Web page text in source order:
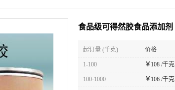
食品级可得然胶食品添加剂
起订量 (千克) 价格
1-100 ￥ 108 /千克
100-1000 ￥ 106 /千克